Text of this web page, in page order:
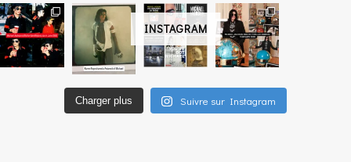
INSTAGRAM
Charger plus Suivre sur Instagram